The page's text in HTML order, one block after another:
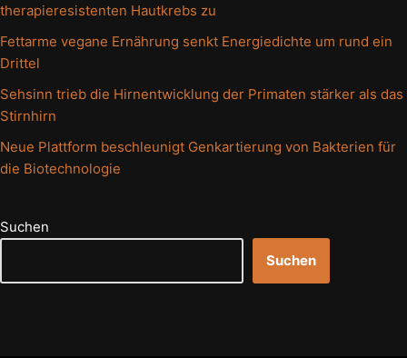
therapieresistenten Hautkrebs zu
Fettarme vegane Ernährung senkt Energiedichte um rund ein
Drittel
Sehsinn trieb die Hirnentwicklung der Primaten stärker als das
Stirnhirn
Neue Plattform beschleunigt Genkartierung von Bakterien für
die Biotechnologie
Suchen
Suchen